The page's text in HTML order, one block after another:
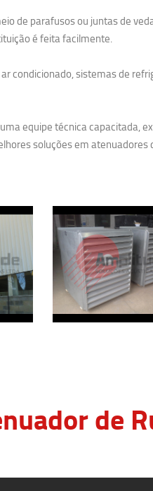
de parafusos ou juntas de
é feita facilmente.
condicionado, sistemas de
equipe técnica capacitada,
soluções em atenuadores
de